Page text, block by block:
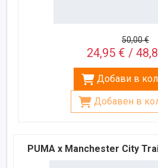
50,00 €
24,95 € /
Добави в
Добавен в
PUMA x Manchester City